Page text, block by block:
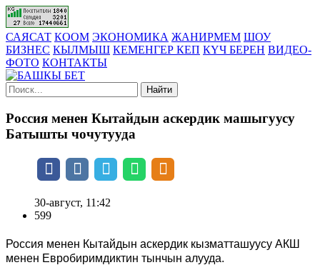
САЯСАТ КООМ ЭКОНОМИКА ЖАНИРМЕМ ШОУ
БИЗНЕС КЫЛМЫШ КЕМЕНГЕР КЕП КҮЧ БЕРЕН ВИДЕО-
ФОТО КОНТАКТЫ
Найти
Россия менен Кытайдын аскердик машыгуусу
Батышты чочутууда
30-август, 11:42
599
Россия менен Кытайдын аскердик кызматташуусу АКШ
менен Евробиримдиктин тынчын алууда.